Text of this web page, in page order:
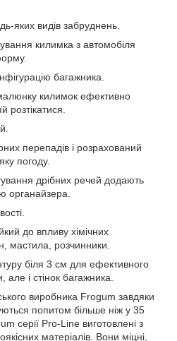
яких видів забруднень.
килимка з автомобіля
багажника.
килимок ефективно
розтікатися.
перепадів і розрахований
погоду.
дрібних речей додають
органайзера.
до впливу хімічних
мастила, розчинники.
біля 3 см для ефективного
але і стінок багажника.
виробника Frogum завдяки
попитом більше ніж у 35
серії Pro-Line виготовлені з
матеріалів. Вони міцні,